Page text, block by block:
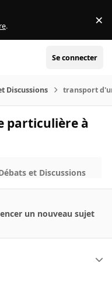
. ×
Se connecter
Discussions transport
particulière à
et Discussions
un nouveau sujet